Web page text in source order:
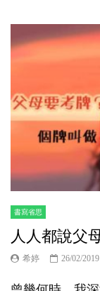
書寫省思
人人都說父
希婷 26/02/2019